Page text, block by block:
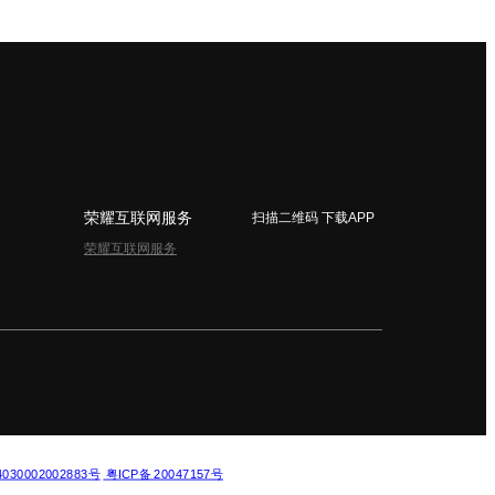
荣耀互联网服务
荣耀互联网服务
扫描二维码 下载APP
号 粤ICP备 20047157号